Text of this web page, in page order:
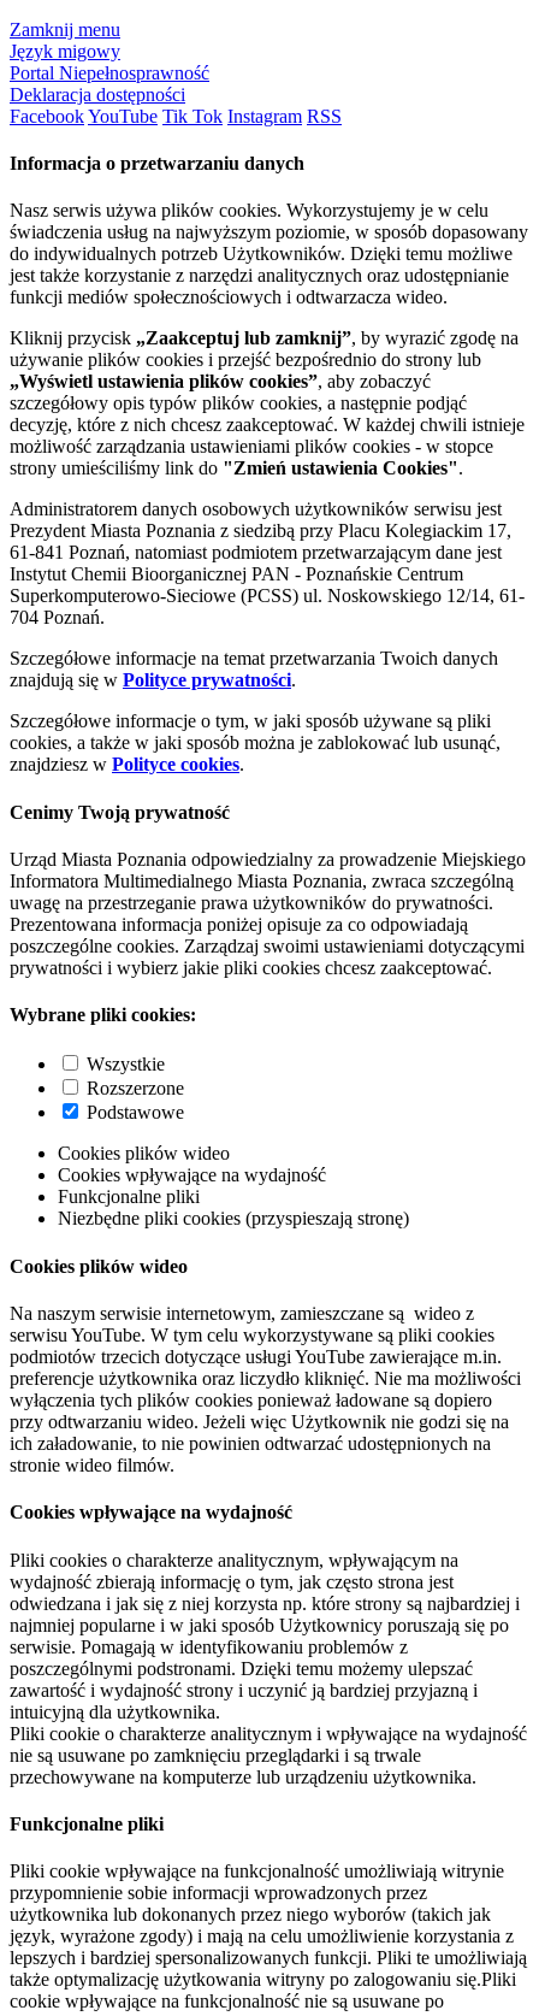
Zamknij menu
Język migowy
Portal Niepełnosprawność
Deklaracja dostępności
FacebookYouTube Tik Tok Instagram RSS
Informacja o przetwarzaniu danych
Nasz serwis używa plików cookies. Wykorzystujemy je w celu
świadczenia usług na najwyższym poziomie, w sposób dopasowany
do indywidualnych potrzeb Użytkowników. Dzięki temu możliwe
jest także korzystanie z narzędzi analitycznych oraz udostępnianie
funkcji mediów społecznościowych i odtwarzacza wideo.
Kliknij przycisk „Zaakceptuj lub zamknij”, by wyrazić zgodę na
używanie plików cookies i przejść bezpośrednio do strony lub
„Wyświetl ustawienia plików cookies”, aby zobaczyć
szczegółowy opis typów plików cookies, a następnie podjąć
decyzję, które z nich chcesz zaakceptować. W każdej chwili istnieje
możliwość zarządzania ustawieniami plików cookies - w stopce
strony umieściliśmy link do "Zmień ustawienia Cookies".
Administratorem danych osobowych użytkowników serwisu jest
Prezydent Miasta Poznania z siedzibą przy Placu Kolegiackim 17,
61-841 Poznań, natomiast podmiotem przetwarzającym dane jest
Instytut Chemii Bioorganicznej PAN - Poznańskie Centrum
Superkomputerowo-Sieciowe (PCSS) ul. Noskowskiego 12/14, 61-
704 Poznań.
Szczegółowe informacje na temat przetwarzania Twoich danych
znajdują się w Polityce prywatności.
Szczegółowe informacje o tym, w jaki sposób używane są pliki
cookies, a także w jaki sposób można je zablokować lub usunąć,
znajdziesz w Polityce cookies.
Cenimy Twoją prywatność
Urząd Miasta Poznania odpowiedzialny za prowadzenie Miejskiego
Informatora Multimedialnego Miasta Poznania, zwraca szczególną
uwagę na przestrzeganie prawa użytkowników do prywatności.
Prezentowana informacja poniżej opisuje za co odpowiadają
poszczególne cookies. Zarządzaj swoimi ustawieniami dotyczącymi
prywatności i wybierz jakie pliki cookies chcesz zaakceptować.
Wybrane pliki cookies:
Wszystkie
Rozszerzone
Podstawowe
Cookies plików wideo
Cookies wpływające na wydajność
Funkcjonalne pliki
Niezbędne pliki cookies (przyspieszają stronę)
Cookies plików wideo
Na naszym serwisie internetowym, zamieszczane są wideo z
serwisu YouTube. W tym celu wykorzystywane są pliki cookies
podmiotów trzecich dotyczące usługi YouTube zawierające m.in.
preferencje użytkownika oraz liczydło kliknięć. Nie ma możliwości
wyłączenia tych plików cookies ponieważ ładowane są dopiero
przy odtwarzaniu wideo. Jeżeli więc Użytkownik nie godzi się na
ich załadowanie, to nie powinien odtwarzać udostępnionych na
stronie wideo filmów.
Cookies wpływające na wydajność
Pliki cookies o charakterze analitycznym, wpływającym na
wydajność zbierają informację o tym, jak często strona jest
odwiedzana i jak się z niej korzysta np. które strony są najbardziej i
najmniej popularne i w jaki sposób Użytkownicy poruszają się po
serwisie. Pomagają w identyfikowaniu problemów z
poszczególnymi podstronami. Dzięki temu możemy ulepszać
zawartość i wydajność strony i uczynić ją bardziej przyjazną i
intuicyjną dla użytkownika.
Pliki cookie o charakterze analitycznym i wpływające na wydajność
nie są usuwane po zamknięciu przeglądarki i są trwale
przechowywane na komputerze lub urządzeniu użytkownika.
Funkcjonalne pliki
Pliki cookie wpływające na funkcjonalność umożliwiają witrynie
przypomnienie sobie informacji wprowadzonych przez
użytkownika lub dokonanych przez niego wyborów (takich jak
język, wyrażone zgody) i mają na celu umożliwienie korzystania z
lepszych i bardziej spersonalizowanych funkcji. Pliki te umożliwiają
także optymalizację użytkowania witryny po zalogowaniu się.Pliki
cookie wpływające na funkcjonalność nie są usuwane po